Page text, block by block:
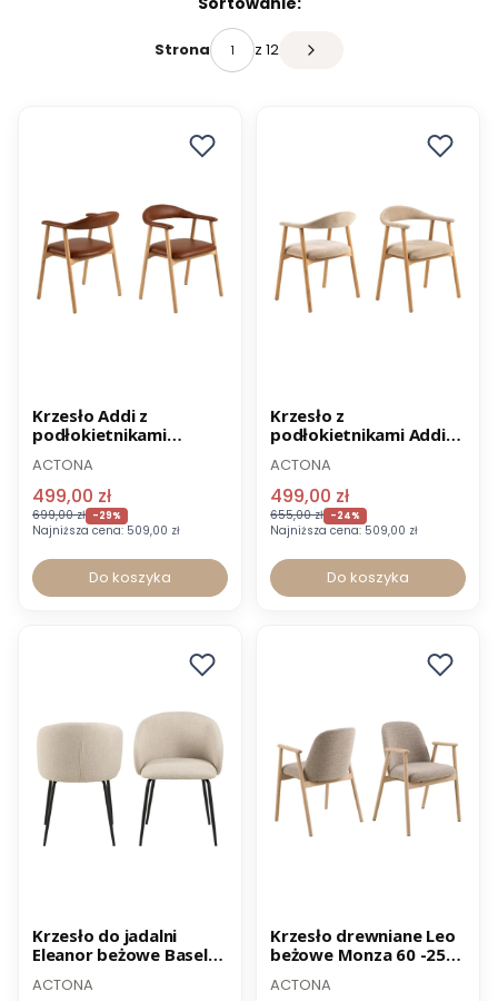
Strona z 12
Promocja
Wysyłka 24h
Krzesło Addi z
podłokietnikami
ACTONA
499,00 zł
699,00 zł -29%
Najniższa cena: 509,00 zł
Do koszyka
Promocja
Wysyłka 24h
Krzesło z
podłokietnikami Addi
ACTONA
499,00 zł
655,00 zł -24%
Najniższa cena: 509,00 zł
Do koszyka
Promocja
Krzesło do jadalni
Eleanor beżowe Basel
ACTONA
Promocja
Wysyłka 24h
Krzesło drewniane Leo
beżowe Monza 60 -25%
ACTONA